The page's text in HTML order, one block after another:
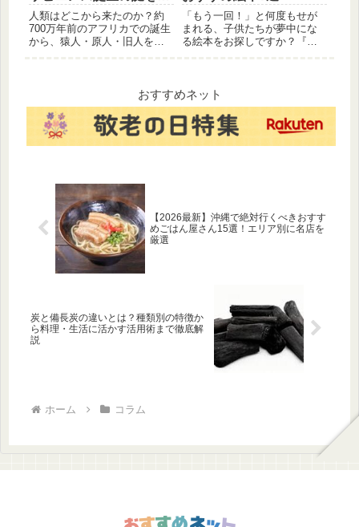
説
人類はどこから来たのか？約
700万年前のアフリカでの誕生
から、猿人・原人・旧人を経
足歩行の理由や進化の4段階な
ど、人類の歴史の基本が丸わ
かりです。
「もう一回！」と何度もせが
まれる、子供たちが夢中にな
る絵本をお探しですか？『だ
ラーまで、子供に大人気の絵
本を5冊厳選してご紹介。親子
の時間を豊かにする一冊がき
っと見つかります
おすすめネット
【2026最新】沖縄で絶対行くべきおすす
めごはん屋さん15選！エリア別に名店を
厳選
炭と備長炭の違いとは？種類別の特徴か
ら料理・生活に活かす活用術まで徹底解
説
ホーム コラム